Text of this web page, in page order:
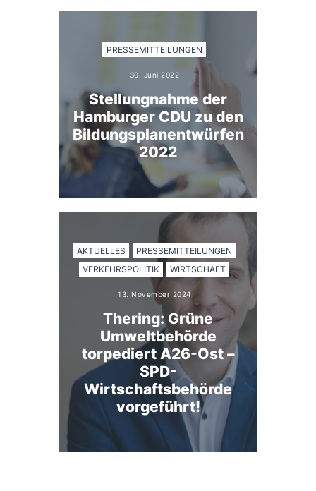
PRESSEMITTEILUNGEN
30. Juni 2022
Stellungnahme der
Hamburger CDU zu den
Bildungsplanentwürfen
2022
AKTUELLES
PRESSEMITTEILUNGEN
VERKEHRSPOLITIK
WIRTSCHAFT
13. November 2024
Thering: Grüne
Umweltbehörde
torpediert A26-Ost –
SPD-
Wirtschaftsbehörde
vorgeführt!